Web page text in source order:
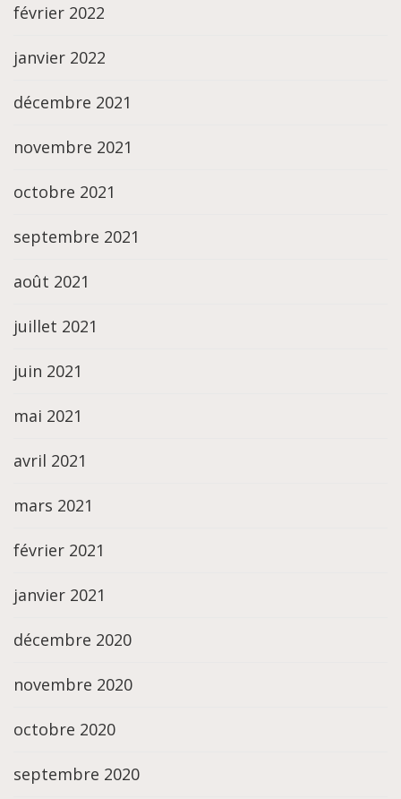
février 2022
janvier 2022
décembre 2021
novembre 2021
octobre 2021
septembre 2021
août 2021
juillet 2021
juin 2021
mai 2021
avril 2021
mars 2021
février 2021
janvier 2021
décembre 2020
novembre 2020
octobre 2020
septembre 2020